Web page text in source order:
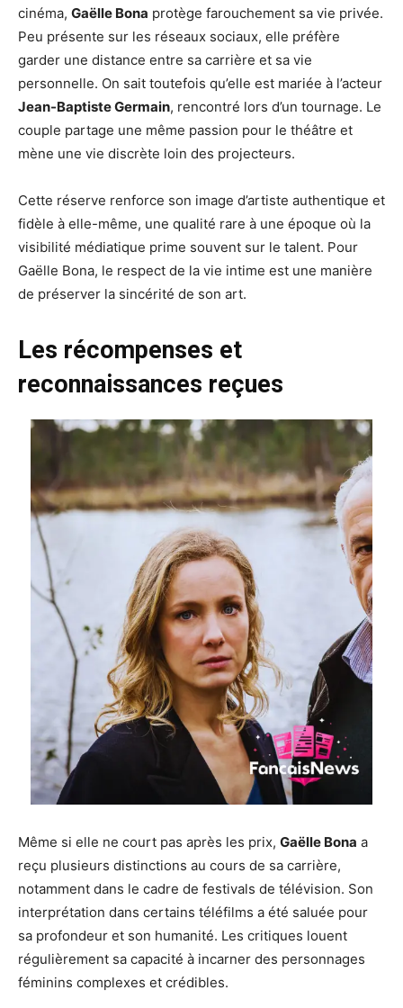
cinéma, Gaëlle Bona protège farouchement sa vie privée.
Peu présente sur les réseaux sociaux, elle préfère
garder une distance entre sa carrière et sa vie
personnelle. On sait toutefois qu’elle est mariée à l’acteur
Jean-Baptiste Germain, rencontré lors d’un tournage. Le
couple partage une même passion pour le théâtre et
mène une vie discrète loin des projecteurs.
Cette réserve renforce son image d’artiste authentique et
fidèle à elle-même, une qualité rare à une époque où la
visibilité médiatique prime souvent sur le talent. Pour
Gaëlle Bona, le respect de la vie intime est une manière
de préserver la sincérité de son art.
Les récompenses et
reconnaissances reçues
Même si elle ne court pas après les prix, Gaëlle Bona a
reçu plusieurs distinctions au cours de sa carrière,
notamment dans le cadre de festivals de télévision. Son
interprétation dans certains téléfilms a été saluée pour
sa profondeur et son humanité. Les critiques louent
régulièrement sa capacité à incarner des personnages
féminins complexes et crédibles.